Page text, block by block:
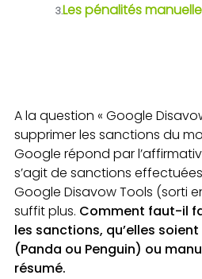
3.Les pénalités
A la question « Google
supprimer les sanctions du
Google répond par
s’agit de sanctions
Google Disavow Tools (sorti
suffit plus. Comment faut-il
les sanctions, qu’elles
(Panda ou Penguin) ou
résumé.